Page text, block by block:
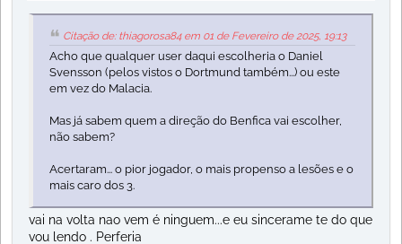
Citação de: thiagorosa84 em 01 de Fevereiro de 2025, 19:13
Acho que qualquer user daqui escolheria o Daniel
Svensson (pelos vistos o Dortmund também...) ou este
em vez do Malacia.
Mas já sabem quem a direção do Benfica vai escolher,
não sabem?
Acertaram... o pior jogador, o mais propenso a lesões e o
mais caro dos 3.
vai na volta nao vem é ninguem...e eu sincerame te do que
vou lendo . Perferia